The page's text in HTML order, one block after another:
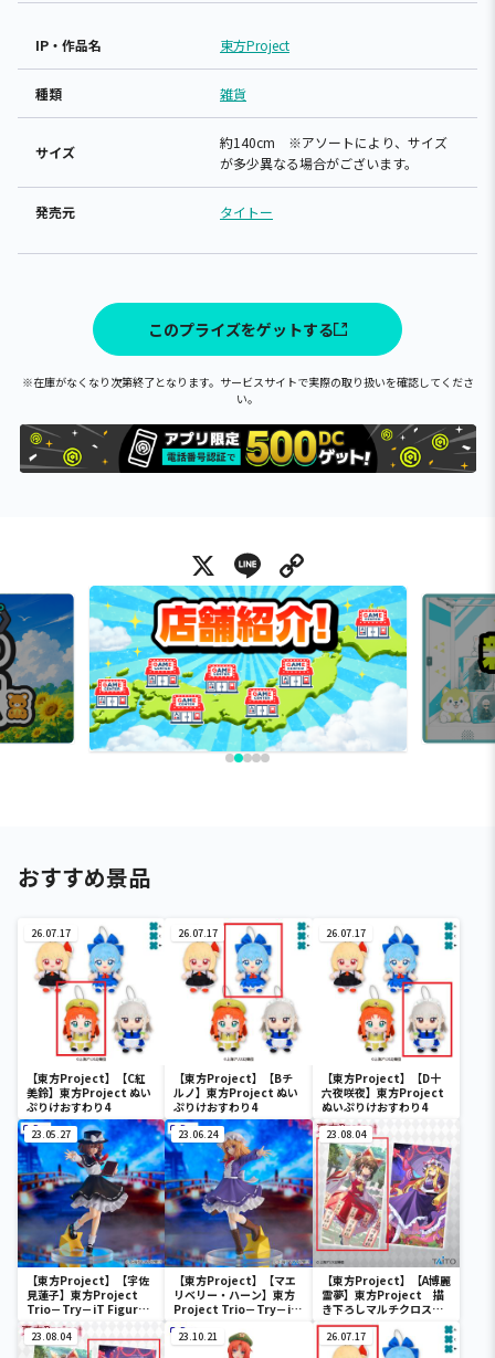
IP・作品名 東方Project
種類 雑貨
サイズ
約140cm ※アソートにより、サイズ
が多少異なる場合がございます。
発売元 タイトー
このプライズをゲットする
※在庫がなくなり次第終了となります。サービスサイトで実際の取り扱いを確認してくださ
い。
X Line
おすすめ景品
26.07.17
【東方Project】【C紅
美鈴】東方Project ぬい
ぷりけおすわり4
26.07.17
【東方Project】【Bチ
ルノ】東方Project ぬい
ぷりけおすわり4
26.07.17
【東方Project】【D十
六夜咲夜】東方Project
ぬいぷりけおすわり4
23.05.27
【東方Project】【宇佐
見蓮子】東方Project
Trio－Try－iT Figure
ー秘封倶楽部・宇佐見蓮
子ー
23.06.24
【東方Project】【マエ
リベリー・ハーン】東方
Project Trio－Try－iT
エリベリー・ハーンー
23.08.04
【東方Project】【A博麗
霊夢】東方Project 描
き下ろしマルチクロス
vol.7
23.08.04 23.10.21 26.07.17